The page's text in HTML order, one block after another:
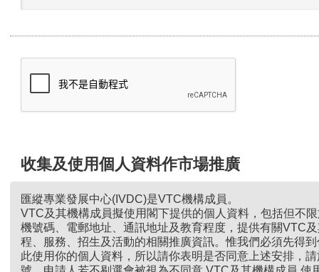
收集及使用個人資料作市場推廣
匯縱專業發展中心(IVDC)是VTC機構成員。
VTC及其機構成員擬使用閣下提供的個人資料，包括但不
機號碼、電郵地址、通訊地址及教育程度，提供有關VTC
程、服務、招生及活動的相關推廣資訊。惟我們必須先得
此使用你的個人資料，所以請你表明是否同意上述安排，